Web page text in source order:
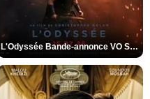
L'Odyssée Bande-annonce VO STFR